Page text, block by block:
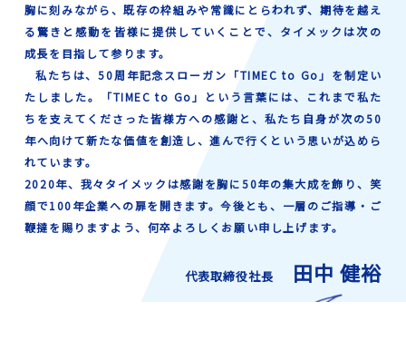
胸に刻みながら、既存の枠組みや常識にとらわれず、期待を越え
る驚きと感動を皆様に提供していくことで、タイメックは次の
成長を目指して参ります。
私たちは、50周年記念スローガン「TIMEC to Go」を制定い
たしました。「TIMEC to Go」という言葉には、これまで私た
ちを支えてくださった皆様方への感謝と、私たち自身が次の50
年へ向けて新たな価値を創造し、進んで行くという思いが込めら
れています。
2020年、我々タイメックは感謝を胸に50年の集大成を飾り、笑
顔で100年企業への扉を開きます。今後とも、一層のご指導・ご
鞭撻を賜りますよう、何卒よろしくお願い申し上げます。
代表取締役社長 田中 健裕